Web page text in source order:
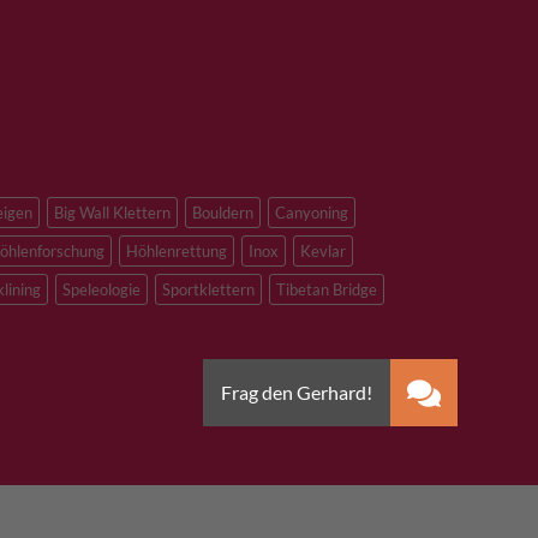
Big Wall Klettern Bouldern
Canyoning
Höhlenrettung Inox
Kevlar
Speleologie Sportklettern Tibetan Bridge